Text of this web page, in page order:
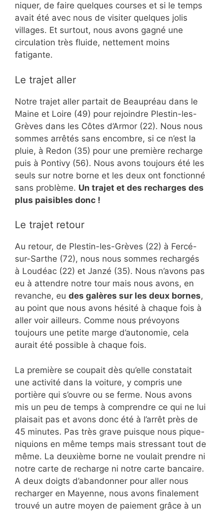
niquer, de faire quelques courses et si le temps
avait été avec nous de visiter quelques jolis
villages. Et surtout, nous avons gagné une
circulation très fluide, nettement moins
fatigante.
Le trajet aller
Notre trajet aller partait de Beaupréau dans le
Maine et Loire (49) pour rejoindre Plestin-les-
Grèves dans les Côtes d’Armor (22). Nous nous
sommes arrêtés sans encombre, si ce n’est la
pluie, à Redon (35) pour une première recharge
puis à Pontivy (56). Nous avons toujours été les
seuls sur notre borne et les deux ont fonctionné
sans problème. Un trajet et des recharges des
plus paisibles donc !
Le trajet retour
Au retour, de Plestin-les-Grèves (22) à Fercé-
sur-Sarthe (72), nous nous sommes rechargés
à Loudéac (22) et Janzé (35). Nous n’avons pas
eu à attendre notre tour mais nous avons, en
revanche, eu des galères sur les deux bornes,
au point que nous avons hésité à chaque fois à
aller voir ailleurs. Comme nous prévoyons
toujours une petite marge d’autonomie, cela
aurait été possible à chaque fois.
La première se coupait dès qu’elle constatait
une activité dans la voiture, y compris une
portière qui s’ouvre ou se ferme. Nous avons
mis un peu de temps à comprendre ce qui ne lui
plaisait pas et avons donc été à l’arrêt près de
45 minutes. Pas très grave puisque nous pique-
niquions en même temps mais stressant tout de
même. La deuxième borne ne voulait prendre ni
notre carte de recharge ni notre carte bancaire.
A deux doigts d’abandonner pour aller nous
recharger en Mayenne, nous avons finalement
trouvé un autre moyen de paiement grâce à un